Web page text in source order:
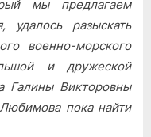
мы предлагаем
удалось разыскать
военно-морского
и дружеской
Галины Викторовны
пока найти